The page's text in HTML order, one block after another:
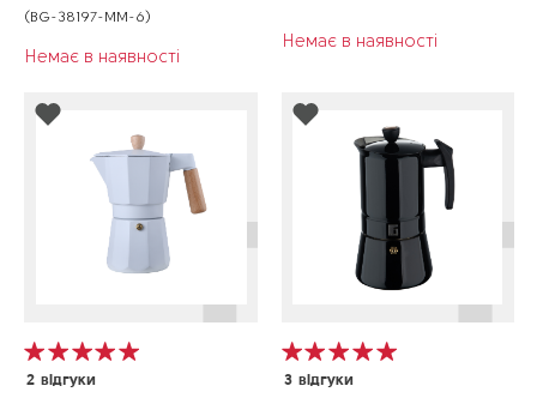
(BG-38197-MM-6)
Немає в наявності
Немає в наявності
2 відгуки 3 відгуки